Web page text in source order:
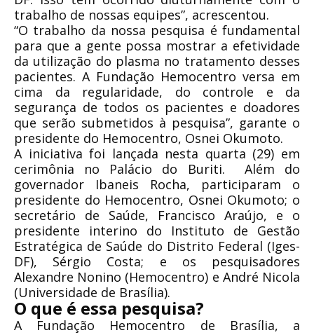
trabalho de nossas equipes”, acrescentou.
“O trabalho da nossa pesquisa é fundamental
para que a gente possa mostrar a efetividade
da utilização do plasma no tratamento desses
pacientes. A Fundação Hemocentro versa em
cima da regularidade, do controle e da
segurança de todos os pacientes e doadores
que serão submetidos à pesquisa”, garante o
presidente do Hemocentro, Osnei Okumoto.
A iniciativa foi lançada nesta quarta (29) em
cerimônia no Palácio do Buriti. Além do
governador Ibaneis Rocha, participaram o
presidente do Hemocentro, Osnei Okumoto; o
secretário de Saúde, Francisco Araújo, e o
presidente interino do Instituto de Gestão
Estratégica de Saúde do Distrito Federal (Iges-
DF), Sérgio Costa; e os pesquisadores
Alexandre Nonino (Hemocentro) e André Nicola
(Universidade de Brasília).
O que é essa pesquisa?
A Fundação Hemocentro de Brasília, a